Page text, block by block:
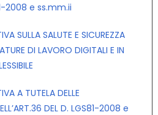
2008 e ss.mm.ii
SULLA SALUTE E SICUREZZA
DI LAVORO DIGITALI E IN
A TUTELA DELLE
DEL D. LGS81-2008 e